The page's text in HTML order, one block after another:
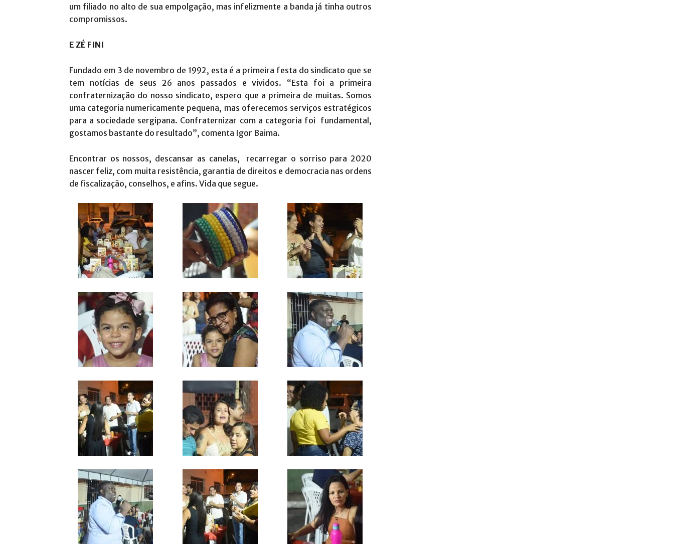
um filiado no alto de sua empolgação, mas infelizmente a banda já tinha outros
compromissos.
E ZÉ FINI
Fundado em 3 de novembro de 1992, esta é a primeira festa do sindicato que se
tem notícias de seus 26 anos passados e vividos. “Esta foi a primeira
confraternização do nosso sindicato, espero que a primeira de muitas. Somos
uma categoria numericamente pequena, mas oferecemos serviços estratégicos
para a sociedade sergipana. Confraternizar com a categoria foi fundamental,
gostamos bastante do resultado”, comenta Igor Baima.
Encontrar os nossos, descansar as canelas, recarregar o sorriso para 2020
nascer feliz, com muita resistência, garantia de direitos e democracia nas ordens
de fiscalização, conselhos, e afins. Vida que segue.